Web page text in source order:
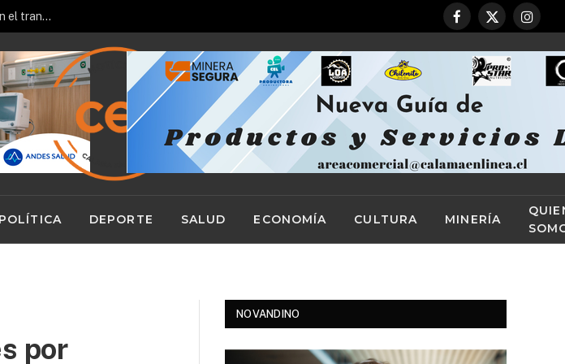
Sernac oficia a Bipay por reclamos de cobros duplicados en el transporte público
Facebook
X
POLÍTICA DEPORTE SALUD ECONOMÍA CULTURA MINERÍA
por
NOVANDINO